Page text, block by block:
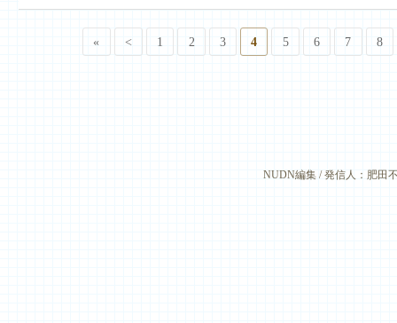
« < 1 2 3 4 5 6 7 8
NUDN編集 / 発信人：肥田